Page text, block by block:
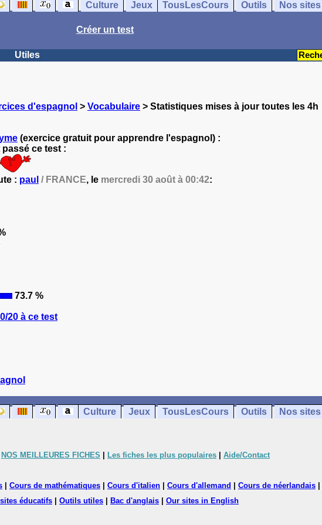
Culture Jeux TousLesCours Outils Nos sites
Créer un test
Utiles
d'espagnol > Vocabulaire > Statistiques mises à jour toutes les 4h
(exercice gratuit pour apprendre l'espagnol) :
ce test :
: paul / FRANCE, le mercredi 30 août à 00:42:
73.7 %
20 à ce test
Culture Jeux TousLesCours Outils Nos sites
NOS MEILLEURES FICHES Les fiches les plus populaires Aide/Contact
Cours de mathématiques Cours d'italien Cours d'allemand Cours de néerlandais
éducatifs Outils utiles Bac d'anglais Our sites in English